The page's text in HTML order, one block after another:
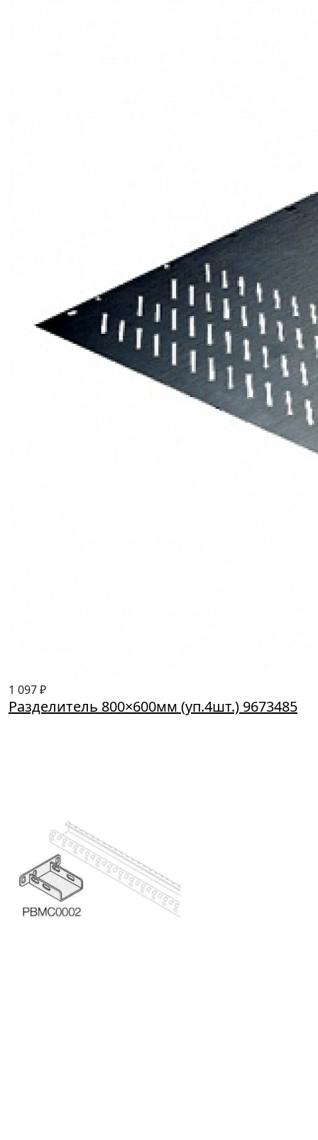
1 097 ₽
Разделитель 800×600мм (уп.4шт.) 9673485